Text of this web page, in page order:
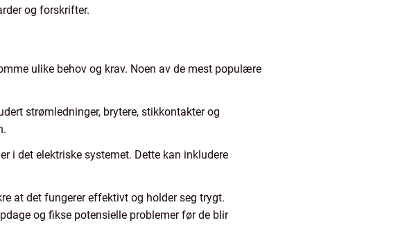
og forskrifter.
ulike behov og krav. Noen av de mest populære
strømledninger, brytere, stikkontakter og
i det elektriske systemet. Dette kan inkludere
at det fungerer effektivt og holder seg trygt.
og fikse potensielle problemer før de blir